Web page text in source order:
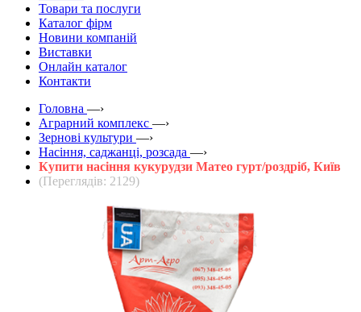
Товари та послуги
Каталог фірм
Новини компаній
Виставки
Онлайн каталог
Контакти
Головна —›
Аграрний комплекс —›
Зернові культури —›
Насіння, саджанці, розсада —›
Купити насіння кукурудзи Матео гурт/роздріб, Київ
(Переглядів: 2129)